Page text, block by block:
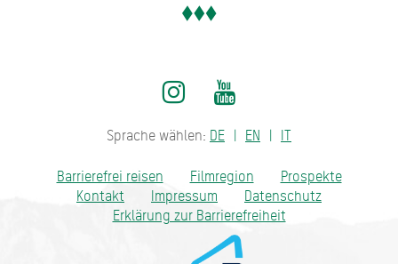
Sprache wählen: DE EN IT
Barrierefrei reisen Filmregion
Prospekte
Kontakt
Impressum
Datenschutz
Erklärung zur Barrierefreiheit